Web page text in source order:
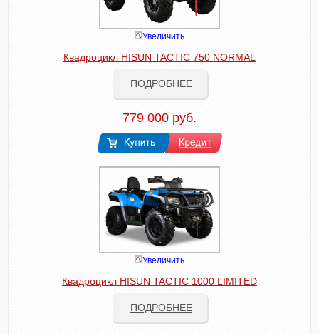
Увеличить
Квадроцикл HISUN TACTIC 750 NORMAL
ПОДРОБНЕЕ
779 000 руб.
Увеличить
Квадроцикл HISUN TACTIC 1000 LIMITED
ПОДРОБНЕЕ